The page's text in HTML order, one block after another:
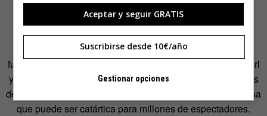
El formato de la cámara oculta se reinventa: un banquero
desahuciador recibe de su propia medicina… La Guardia
Civil lo desaloja por moroso, las tarjetas de crédito no le
funcionan, una empresa de préstamos le embarga el Ferrari
y la plataforma contra los desahucios aplaude a las fuerzas
de seguridad. Un ejército de actores llevan a cabo esta farsa
que puede ser catártica para millones de espectadores.
Aceptar y seguir GRATIS
Suscribirse desde 10€/año
Gestionar opciones